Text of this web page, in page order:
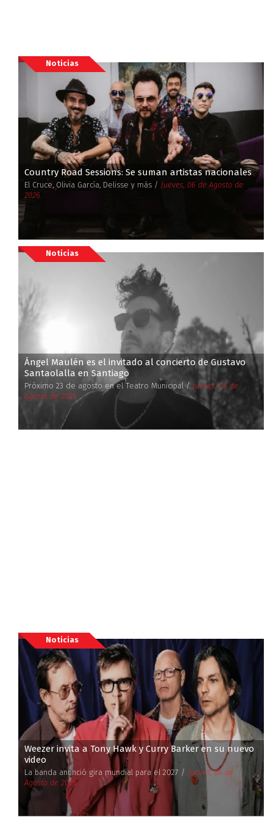
Noticias
Country Road Sessions: Se suman artistas nacionales
El Cruce, Olivia García, Delisse y más / Jueves, 06 de Agosto de
2026
Noticias
Ángel Maulén es el invitado al concierto de Gustavo
Santaolalla en Santiago
Próximo 23 de agosto en el Teatro Municipal / Jueves, 06 de
Agosto de 2026
Noticias
Weezer invita a Tony Hawk y Curry Barker en su nuevo
video
La banda anunció gira mundial para el 2027 / Jueves, 06 de
Agosto de 2026